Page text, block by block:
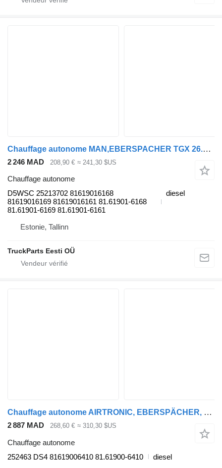
Chauffage autonome MAN,EBERSPACHER TGX 26.480 (01.07-) D5WSC 25213702 pour tracteur routier MAN TGL, TGM, TGS, TGX (2005-2021)
2 246 MAD 208,90 € ≈ 241,30 $US
Chauffage autonome
D5WSC 25213702 81619016168
81619016169 81619016161 81.61901-6168
81.61901-6169 81.61901-6161
diesel
Estonie, Tallinn
TruckParts Eesti OÜ
Chauffage autonome AIRTRONIC, EBERSPÄCHER, MAN TGS 35.480 (01.07-) 252463 DS4 pour tracteur routier MAN TGL, TGM, TGS, TGX (2005-2021)
2 887 MAD 268,60 € ≈ 310,30 $US
Chauffage autonome
252463 DS4 81619006410 81.61900-6410
diesel